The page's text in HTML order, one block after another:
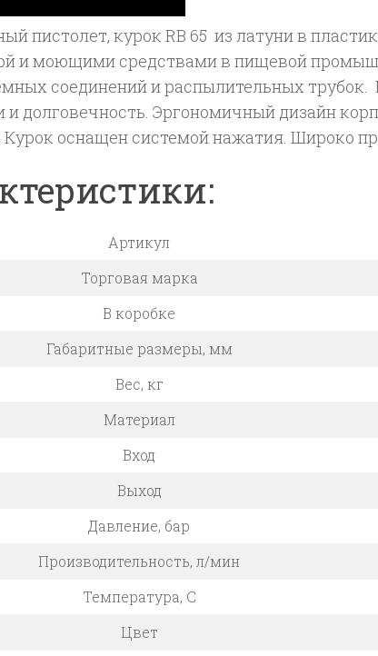
пистолет, курок RB 65 из латуни в
и моющими средствами в пищевой
соединений и распылительных
и долговечность. Эргономичный дизайн
Курок оснащен системой нажатия. Широко
Артикул
Торговая марка
В коробке
Габаритные размеры, мм
Вес, кг
Материал
Вход
Выход
Давление, бар
Производительность, л/мин
Температура, C
Цвет